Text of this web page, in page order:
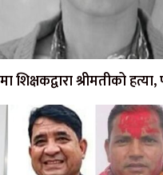
शिक्षकद्वारा श्रीमतीको हत्या,